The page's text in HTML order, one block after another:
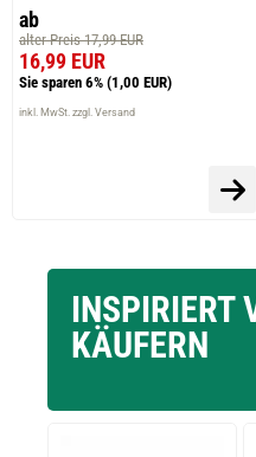
ab
alter Preis 17,99 EUR
16,99 EUR
Sie sparen 6% (1,00 EUR)
inkl. MwSt. zzgl. Versand
INSPIRIERT
KÄUFERN